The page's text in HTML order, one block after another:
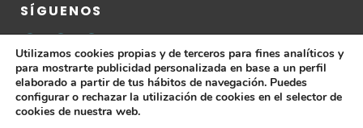
SÍGUENOS
Utilizamos cookies propias y de terceros para fines analíticos y
para mostrarte publicidad personalizada en base a un perfil
elaborado a partir de tus hábitos de navegación. Puedes
configurar o rechazar la utilización de cookies en el selector de
cookies de nuestra web.